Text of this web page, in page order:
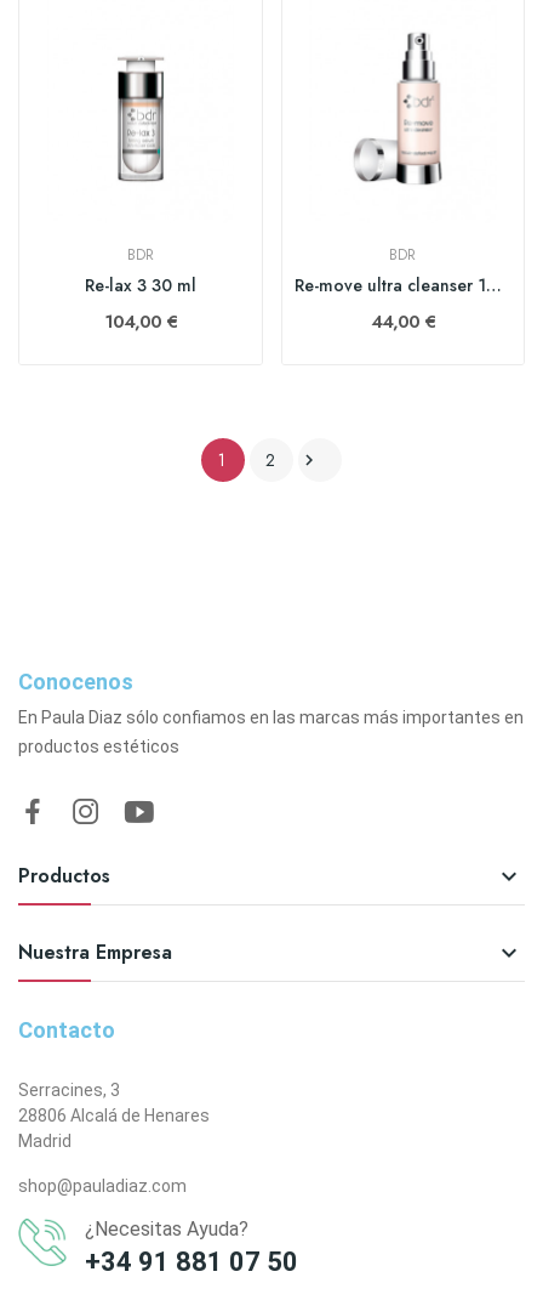
BDR
Re-lax 3 30 ml
104,00 €
BDR
Re-move ultra cleanser 100 ml
44,00 €
1 2 
Conocenos
En Paula Diaz sólo confiamos en las marcas más importantes en
productos estéticos
Productos 
Nuestra Empresa 
Contacto
Serracines, 3
28806 Alcalá de Henares
Madrid
shop@pauladiaz.com
¿Necesitas Ayuda?
+34 91 881 07 50